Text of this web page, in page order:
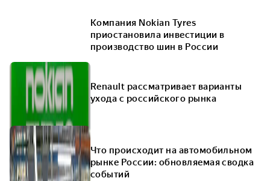
Компания Nokian Tyres
приостановила инвестиции в
производство шин в России
Renault рассматривает варианты
ухода с российского рынка
Что происходит на автомобильном
рынке России: обновляемая сводка
событий